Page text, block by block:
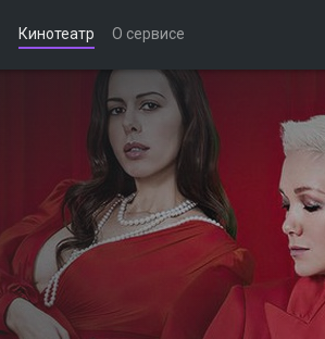
Кинотеатр О сервисе